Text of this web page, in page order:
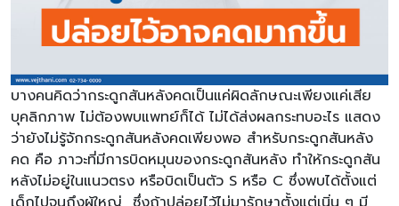
บางคนคิดว่ากระดูกสันหลังคดเป็นแค่ผิดลักษณะเพียงแค่เสีย
บุคลิกภาพ ไม่ต้องพบแพทย์ก็ได้ ไม่ได้ส่งผลกระทบอะไร แสดง
ว่ายังไม่รู้จักกระดูกสันหลังคดเพียงพอ สำหรับกระดูกสันหลัง
คด คือ ภาวะที่มีการบิดหมุนของกระดูกสันหลัง ทำให้กระดูกสัน
หลังไม่อยู่ในแนวตรง หรือบิดเป็นตัว S หรือ C ซึ่งพบได้ตั้งแต่